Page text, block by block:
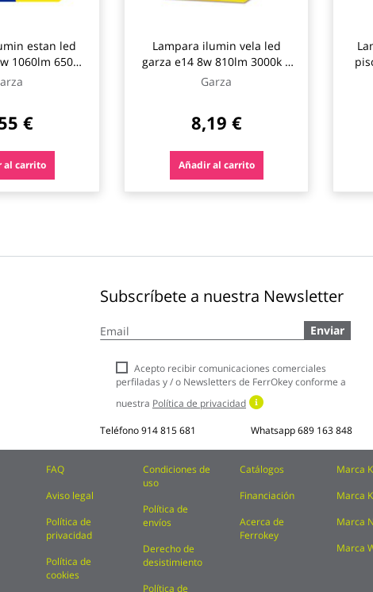
estan led
1060lm 6500k
pz
€
al carrito
Lampara ilumin vela led
garza e14 8w 810lm 3000k 3
pz
Garza
8,19 €
Añadir al carrito
Subscríbete a nuestra Newsletter
a
boletín
noticias:
Enviar
Acepto recibir comunicaciones comerciales
perfiladas y / o Newsletters de FerrOkey conforme a
nuestra Política de privacidad
Teléfono914 815 681 Whatsapp689 163 848
FAQ
Aviso legal
Política de
privacidad
Política de
cookies
Condiciones de
uso
Política de
envíos
Derecho de
desistimiento
Política de
Catálogos
Financiación
Acerca de
Ferrokey
Marca
Marca
Marca
Marca